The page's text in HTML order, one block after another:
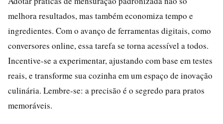
melhora resultados, mas também economiza tempo e
ingredientes. Com o avanço de ferramentas digitais, como
conversores online, essa tarefa se torna acessível a todos.
Incentive-se a experimentar, ajustando com base em testes
reais, e transforme sua cozinha em um espaço de inovação
culinária. Lembre-se: a precisão é o segredo para pratos
memoráveis.